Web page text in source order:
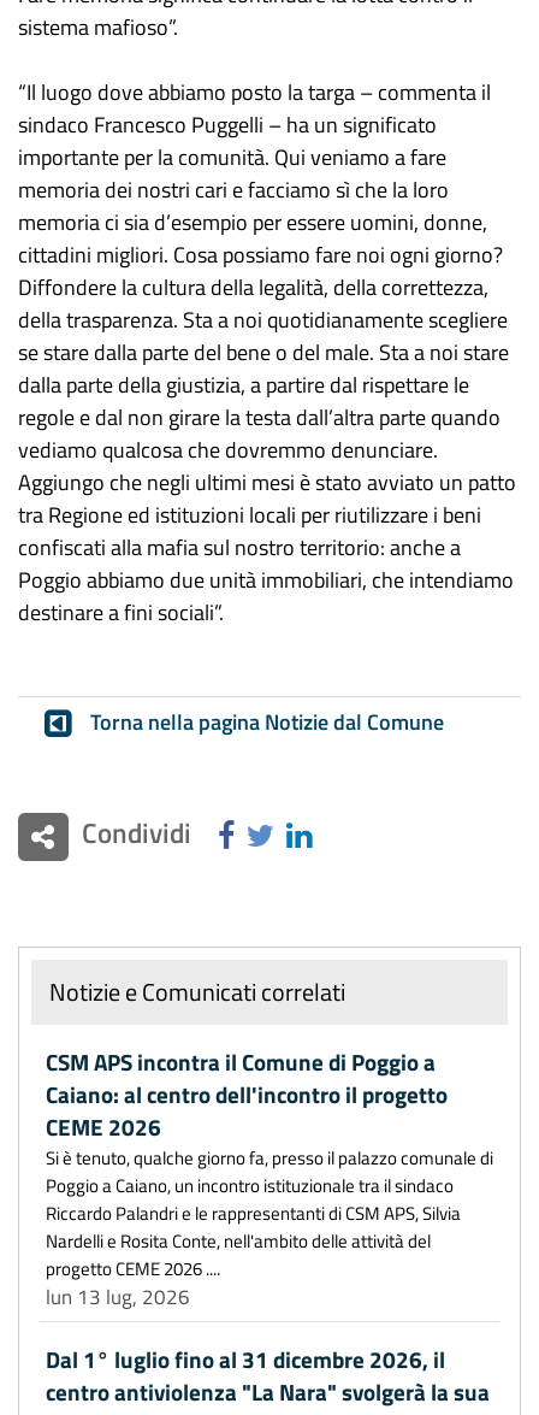
sistema mafioso”.
“Il luogo dove abbiamo posto la targa – commenta il
sindaco Francesco Puggelli – ha un significato
importante per la comunità. Qui veniamo a fare
memoria dei nostri cari e facciamo sì che la loro
memoria ci sia d’esempio per essere uomini, donne,
cittadini migliori. Cosa possiamo fare noi ogni giorno?
Diffondere la cultura della legalità, della correttezza,
della trasparenza. Sta a noi quotidianamente scegliere
se stare dalla parte del bene o del male. Sta a noi stare
dalla parte della giustizia, a partire dal rispettare le
regole e dal non girare la testa dall’altra parte quando
vediamo qualcosa che dovremmo denunciare.
Aggiungo che negli ultimi mesi è stato avviato un patto
tra Regione ed istituzioni locali per riutilizzare i beni
confiscati alla mafia sul nostro territorio: anche a
Poggio abbiamo due unità immobiliari, che intendiamo
destinare a fini sociali”.
Torna nella pagina Notizie dal Comune
Condividi
Notizie e Comunicati correlati
CSM APS incontra il Comune di Poggio a
Caiano: al centro dell'incontro il progetto
CEME 2026
Si è tenuto, qualche giorno fa, presso il palazzo comunale di
Poggio a Caiano, un incontro istituzionale tra il sindaco
Riccardo Palandri e le rappresentanti di CSM APS, Silvia
Nardelli e Rosita Conte, nell'ambito delle attività del
progetto CEME 2026 ....
lun 13 lug, 2026
Dal 1° luglio fino al 31 dicembre 2026, il
centro antiviolenza "La Nara" svolgerà la sua